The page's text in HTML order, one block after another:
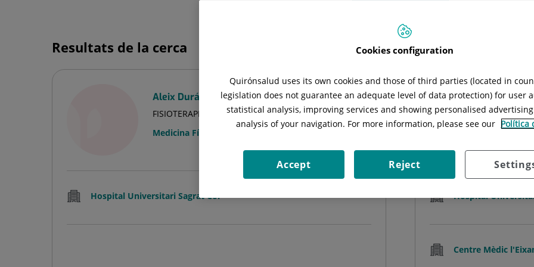
Resultats de la cerca
Aleix Durán Buch
FISIOTERAPEUTA
Medicina Física i Rehabilitació
Hospital Universitari Sagrat Cor Hospital
Centre Mèdic
Cookies configuration
Quirónsalud uses its own cookies and those of third parties (located in
legislation does not guarantee an adequate level of data protection) for user
statistical analysis, improving services and showing personalised
analysis of your navigation. For more information, please see our Política
Reject
Accept